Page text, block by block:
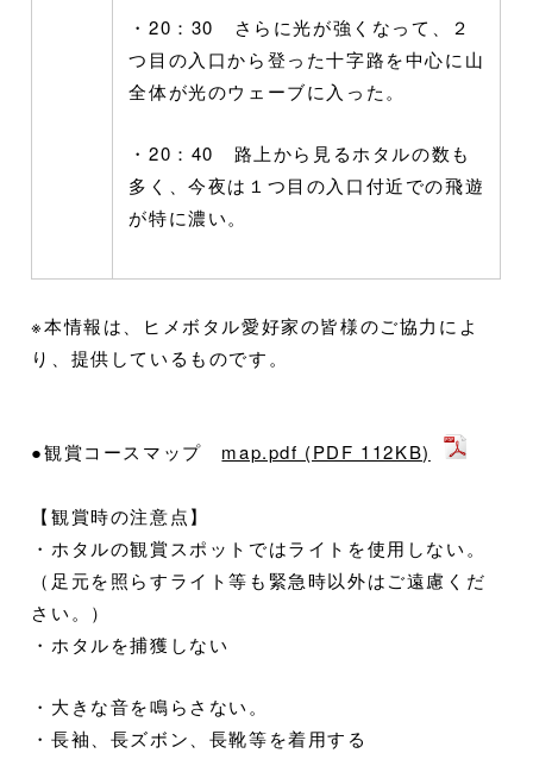
・20：30 さらに光が強くなって、２
つ目の入口から登った十字路を中心に山
全体が光のウェーブに入った。
・20：40 路上から見るホタルの数も
多く、今夜は１つ目の入口付近での飛遊
が特に濃い。
※本情報は、ヒメボタル愛好家の皆様のご協力によ
り、提供しているものです。
●観賞コースマップ map.pdf (PDF 112KB)
【観賞時の注意点】
・ホタルの観賞スポットではライトを使用しない。
（足元を照らすライト等も緊急時以外はご遠慮くだ
さい。）
・ホタルを捕獲しない
・大きな音を鳴らさない。
・長袖、長ズボン、長靴等を着用する